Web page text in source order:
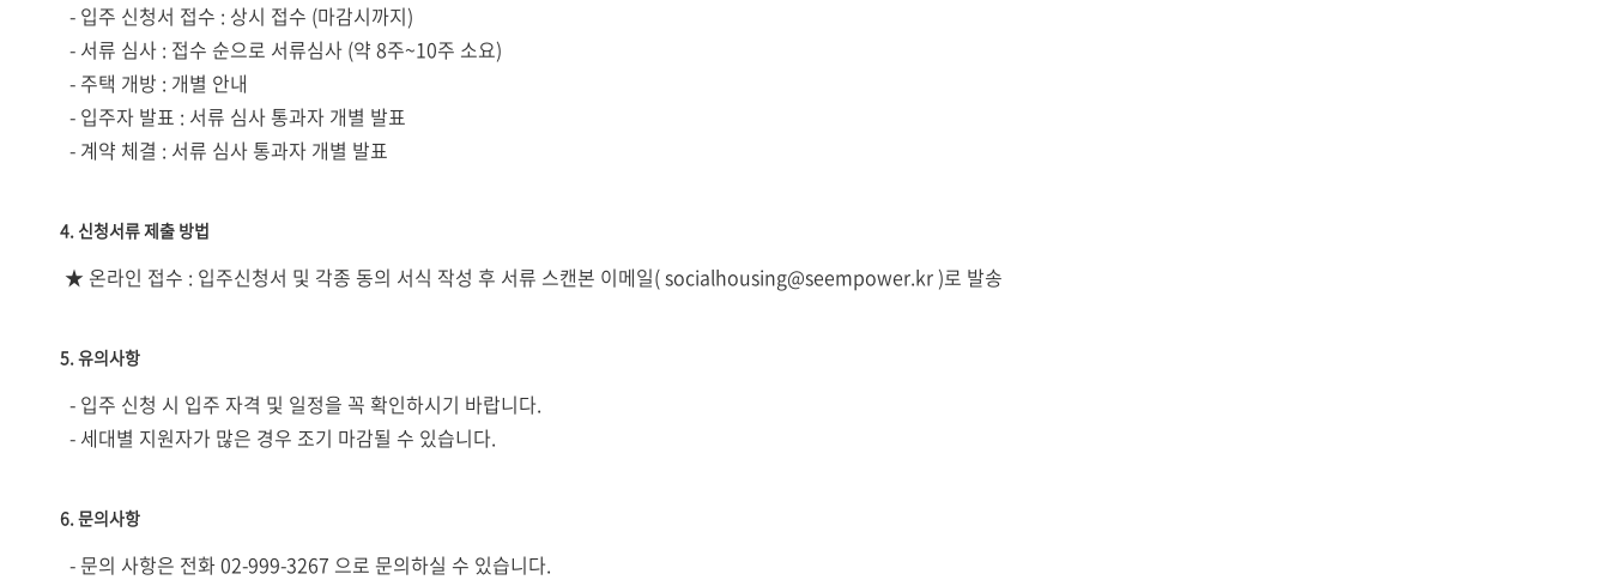
- 입주 신청서 접수 : 상시 접수 (마감시까지)
- 서류 심사 : 접수 순으로 서류심사 (약 8주~10주 소요)
- 주택 개방 : 개별 안내
- 입주자 발표 : 서류 심사 통과자 개별 발표
- 계약 체결 : 서류 심사 통과자 개별 발표
4. 신청서류 제출 방법
★ 온라인 접수 : 입주신청서 및 각종 동의 서식 작성 후 서류 스캔본 이메일( socialhousing@seempower.kr )로 발송
5. 유의사항
- 입주 신청 시 입주 자격 및 일정을 꼭 확인하시기 바랍니다.
- 세대별 지원자가 많은 경우 조기 마감될 수 있습니다.
6. 문의사항
- 문의 사항은 전화 02-999-3267 으로 문의하실 수 있습니다.